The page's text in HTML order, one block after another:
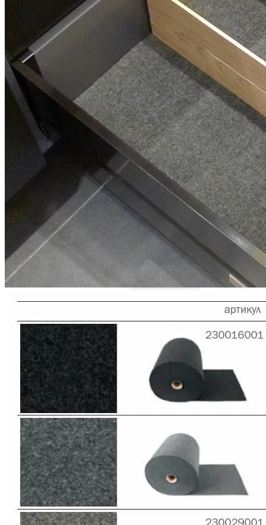
О нас
Доставка
Оплата
Прайс - лист
Контакты